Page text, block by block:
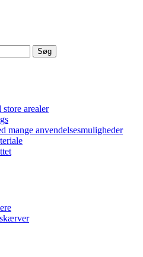
arealer
mange anvendelsesmuligheder